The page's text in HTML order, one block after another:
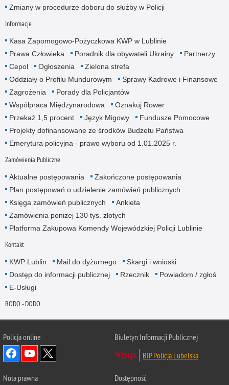
Zmiany w procedurze doboru do służby w Policji
Informacje
Kasa Zapomogowo-Pożyczkowa KWP w Lublinie
Prawa Człowieka
Poradnik dla obywateli Ukrainy
Partnerzy
Cepol
Ogłoszenia
Zielona strefa
Oddziały o Profilu Mundurowym
Sprawy Kadrowe i Finansowe
Zagrożenia
Porady dla Policjantów
Współpraca Międzynarodowa
Oznakuj Rower
Przekaż 1,5 procent
Język Migowy
Fundusze Pomocowe
Projekty dofinansowane ze środków Budżetu Państwa
Emerytura policyjna - prawo wyboru od 1.01.2025 r.
Zamówienia Publiczne
Aktualne postępowania
Zakończone postępowania
Plan postępowań o udzielenie zamówień publicznych
Księga zamówień publicznych
Ankieta
Zamówienia poniżej 130 tys. złotych
Platforma Zakupowa Komendy Wojewódzkiej Policji Lublinie
Kontakt
KWP Lublin Mail do dyżurnego
Skargi i wnioski
Dostęp do informacji publicznej
Rzecznik
Powiadom / zgłoś
E-Usługi
RODO - DODO
Policja online
Biuletyn Informacji Publicznej
BIP Policja Lubelska
Nota prawna Dostępność